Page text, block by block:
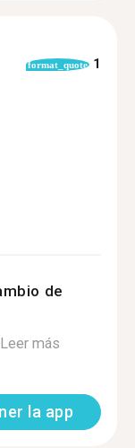
format_quote 1
de
Leer más
la app